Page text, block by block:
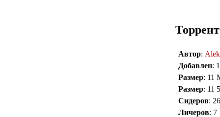
Торрент
Автор:
Добавлен:
Размер: 11
Размер: 11
Сидеров: 26
Личеров: 7